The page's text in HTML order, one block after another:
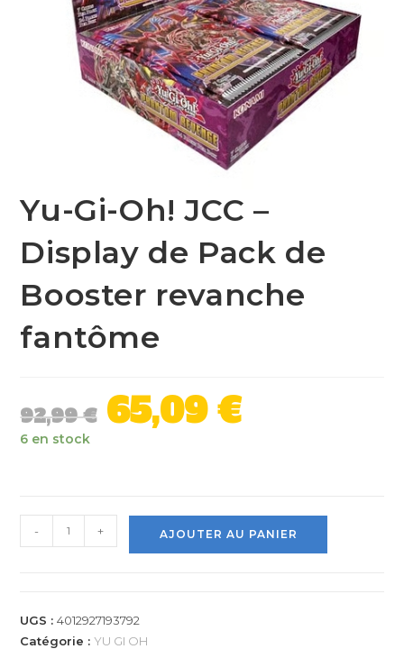
Yu-Gi-Oh! JCC –
Display de Pack de
Booster revanche
fantôme
92,99€ 65,09€
6 en stock
- + AJOUTER AU PANIER
UGS :4012927193792
Catégorie :YU GI OH